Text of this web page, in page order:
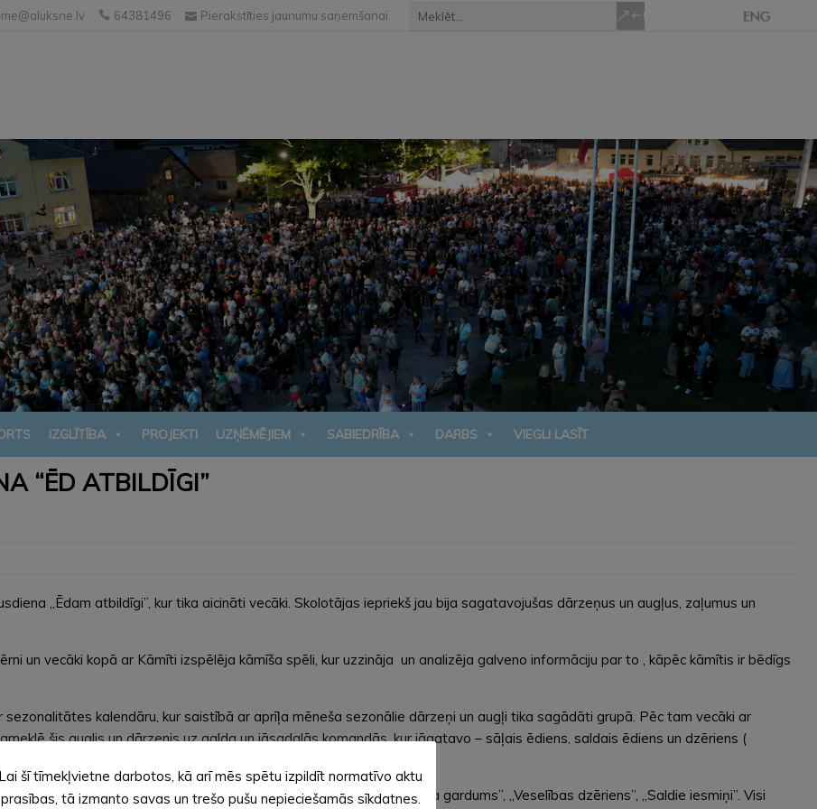
64381496 Pierakstīties jaunumu saņemšanai
IZGLĪTĪBA PROJEKTI UZŅĒMĒJIEM SABIEDRĪBA DARBS VIEGLI LASĪT
“ĒD ATBILDĪGI”
„Ēdam atbildīgi”, kur tika aicināti vecāki. Skolotājas iepriekš jau bija sagatavojušas dārzeņus un augļus, zaļumus un
un vecāki kopā ar Kāmīti izspēlēja kāmīša spēli, kur uzzināja un analizēja galveno informāciju par to , kāpēc kāmītis ir bēdīgs
kalendāru, kur saistībā ar aprīļa mēneša sezonālie dārzeņi un augļi tika sagādāti grupā. Pēc tam vecāki ar
šis auglis un dārzenis uz galda un jāsadalās komandās, kur jāgatavo – sāļais ēdiens, saldais ēdiens un dzēriens (
Vecāki savas komandas ēdienam deva nosaukumus: „Kāmīša gardums”, „Veselības dzēriens”, „Saldie iesmiņi”. Visi
Lai šī tīmekļvietne darbotos, kā arī mēs spētu izpildīt normatīvo aktu
prasības, tā izmanto savas un trešo pušu nepieciešamās sīkdatnes.